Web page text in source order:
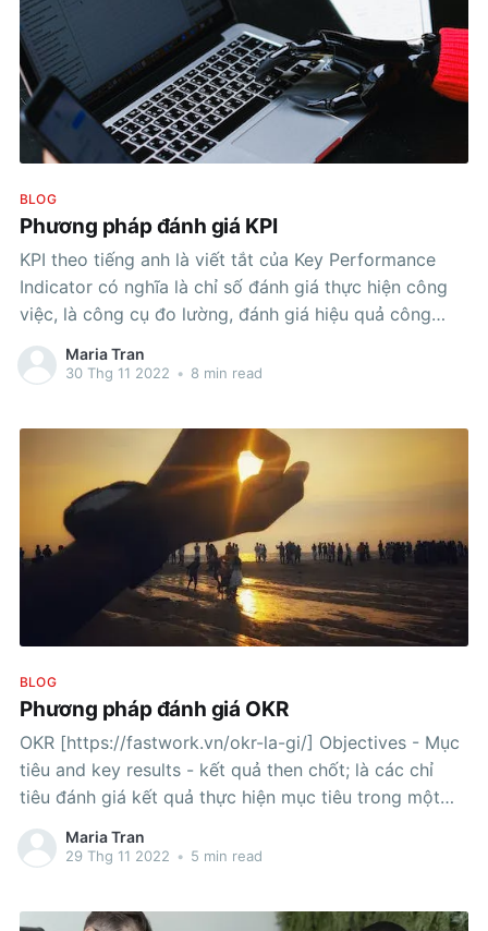
BLOG
Phương pháp đánh giá KPI
KPI theo tiếng anh là viết tắt của Key Performance
Indicator có nghĩa là chỉ số đánh giá thực hiện công
việc, là công cụ đo lường, đánh giá hiệu quả công
việc được thể hiện qua số liệu, tỷ lệ, chỉ tiêu định
lượng, nhằm phản ánh hiệu quả
Maria Tran
30 Thg 11 2022 • 8 min read
BLOG
Phương pháp đánh giá OKR
OKR [https://fastwork.vn/okr-la-gi/] Objectives - Mục
tiêu and key results - kết quả then chốt; là các chỉ
tiêu đánh giá kết quả thực hiện mục tiêu trong một
khuôn khổ thiết lập mục tiêu và theo dõi kết quả thực
hiện mục tiêu. Các mục tiêu OKR
Maria Tran
29 Thg 11 2022 • 5 min read